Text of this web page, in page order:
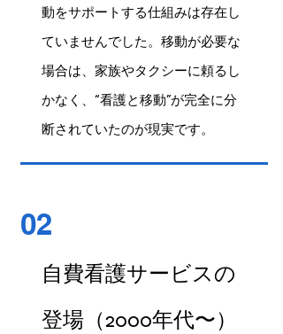
動をサポートする仕組みは存在し
ていませんでした。移動が必要な
場合は、家族やタクシーに頼るし
かなく、“看護と移動”が完全に分
断されていたのが現実です。
02
自費看護サービスの
登場（2000年代〜）